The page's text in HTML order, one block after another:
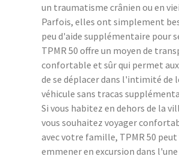
un traumatisme crânien ou en
Parfois, elles ont simplement
peu d'aide supplémentaire pour
TPMR 50 offre un moyen de
confortable et sûr qui permet
de se déplacer dans l'intimité de
véhicule sans tracas
Si vous habitez en dehors de la
vous souhaitez voyager
avec votre famille, TPMR 50 peut
emmener en excursion dans l'une